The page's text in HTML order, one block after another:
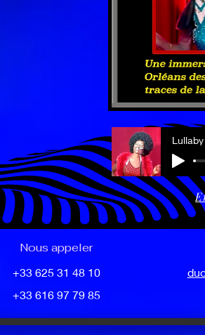
Nous appeler
+33 625 31 48 10
+33 616 97 79 85